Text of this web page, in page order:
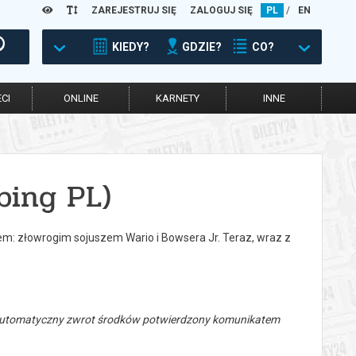
ZAREJESTRUJ SIĘ ZALOGUJ SIĘ PL / EN
KIEDY? GDZIE? CO?
ONLINE KARNETY INNE
PL)
złowrogim sojuszem Wario i Bowsera Jr. Teraz, wraz z
zwrot środków potwierdzony komunikatem